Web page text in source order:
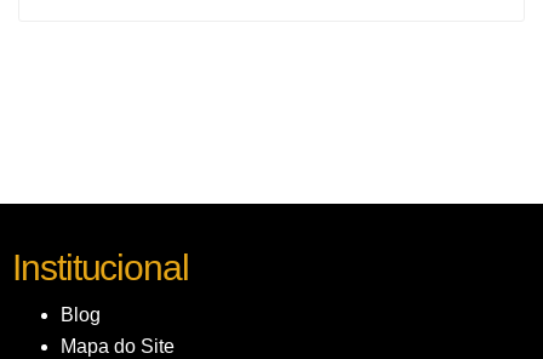
Institucional
Blog
Mapa do Site